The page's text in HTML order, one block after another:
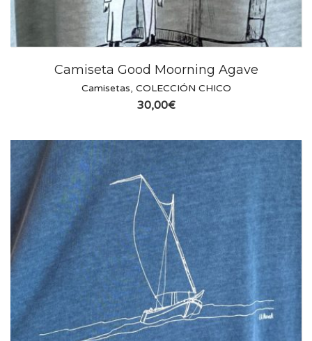
Camiseta Good Moorning Agave
Camisetas, COLECCIÓN CHICO
30,00€